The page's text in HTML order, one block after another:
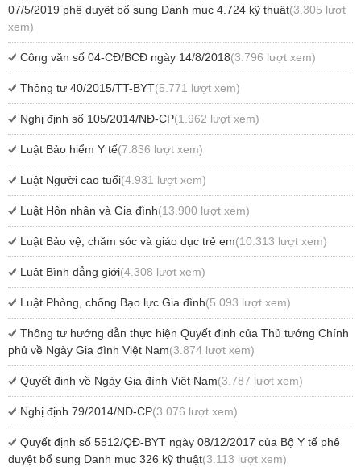
07/5/2019 phê duyệt bổ sung Danh mục 4.724 kỹ thuật(3.305 lượt
xem)
Công văn số 04-CĐ/BCĐ ngày 14/8/2018(3.796 lượt xem)
Thông tư 40/2015/TT-BYT(5.771 lượt xem)
Nghị định số 105/2014/NĐ-CP(1.962 lượt xem)
Luật Bảo hiểm Y tế(7.836 lượt xem)
Luật Người cao tuổi(4.931 lượt xem)
Luật Hôn nhân và Gia đình(13.900 lượt xem)
Luật Bảo vệ, chăm sóc và giáo dục trẻ em(10.313 lượt xem)
Luật Bình đẳng giới(4.308 lượt xem)
Luật Phòng, chống Bạo lực Gia đình(5.093 lượt xem)
Thông tư hướng dẫn thực hiện Quyết định của Thủ tướng Chính
phủ về Ngày Gia đình Việt Nam(3.874 lượt xem)
Quyết định về Ngày Gia đình Việt Nam(3.787 lượt xem)
Nghị định 79/2014/NĐ-CP(3.076 lượt xem)
Quyết định số 5512/QĐ-BYT ngày 08/12/2017 của Bộ Y tế phê
duyệt bổ sung Danh mục 326 kỹ thuật(3.113 lượt xem)